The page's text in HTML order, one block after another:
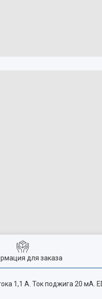
для заказа
1,1 А. Ток поджига 20 мА.